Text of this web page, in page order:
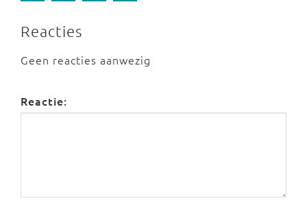
Reacties
Geen reacties aanwezig
Reactie: